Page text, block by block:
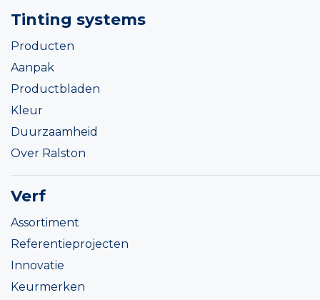
Tinting systems
Producten
Aanpak
Productbladen
Kleur
Duurzaamheid
Over Ralston
Verf
Assortiment
Referentieprojecten
Innovatie
Keurmerken